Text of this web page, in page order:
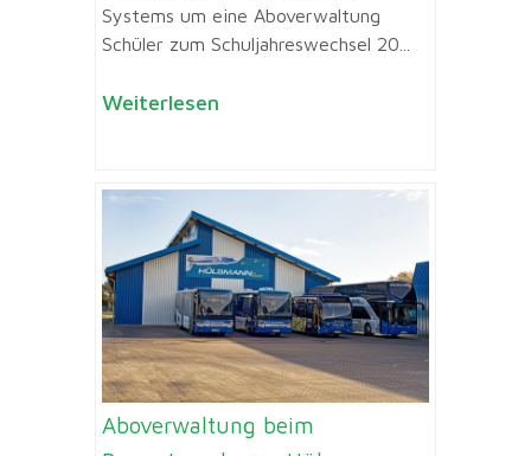
Systems um eine Aboverwaltung
Schüler zum Schuljahreswechsel 20...
Weiterlesen
Aboverwaltung beim